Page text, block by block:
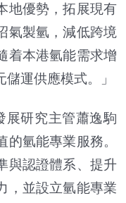
地優勢，拓展現有
氣製氫，減低跨境
着本港氫能需求增
運供應模式。」
展研究主管蕭逸駒
氫能專業服務。
與認證體系、提升
，並設立氫能專業